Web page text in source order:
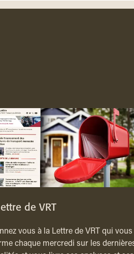
de VRT
vous à la Lettre de VRT qui vous
chaque mercredi sur les